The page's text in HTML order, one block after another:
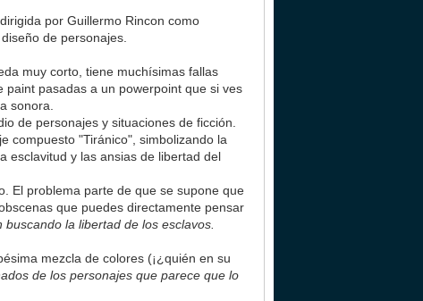
por Guillermo Rincon como
de personajes.
muy corto, tiene muchísimas fallas
pasadas a un powerpoint que si ves
sonora.
de personajes y situaciones de ficción.
compuesto "Tiránico", simbolizando la
esclavitud y las ansias de libertad del
El problema parte de que se supone que
que puedes directamente pensar
la libertad de los esclavos.
mezcla de colores (¡¿quién en su
de los personajes que parece que lo